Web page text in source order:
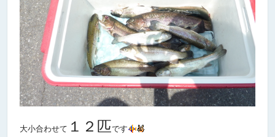
大小合わせて １２匹です